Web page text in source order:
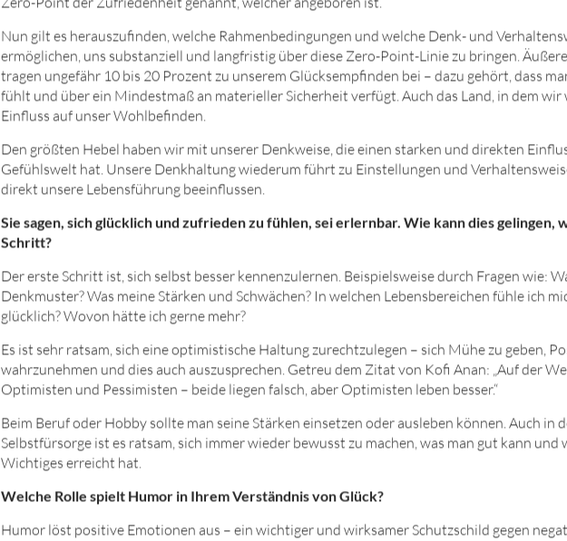
Zero-Point der Zufriedenheit genannt, welcher angeboren ist.
Nun gilt es herauszufinden, welche Rahmenbedingungen und welche Denk- und
ermöglichen, uns substanziell und langfristig über diese Zero-Point-Linie zu bringen.
tragen ungefähr 10 bis 20 Prozent zu unserem Glücksempfinden bei – dazu gehört, dass
fühlt und über ein Mindestmaß an materieller Sicherheit verfügt. Auch das Land, in dem wir
Einfluss auf unser Wohlbefinden.
Den größten Hebel haben wir mit unserer Denkweise, die einen starken und direkten
Gefühlswelt hat. Unsere Denkhaltung wiederum führt zu Einstellungen und
direkt unsere Lebensführung beeinflussen.
Sie sagen, sich glücklich und zufrieden zu fühlen, sei erlernbar. Wie kann dies gelingen,
Schritt?
Der erste Schritt ist, sich selbst besser kennenzulernen. Beispielsweise durch Fragen wie:
Denkmuster? Was meine Stärken und Schwächen? In welchen Lebensbereichen fühle ich
glücklich? Wovon hätte ich gerne mehr?
Es ist sehr ratsam, sich eine optimistische Haltung zurechtzulegen – sich Mühe zu geben,
wahrzunehmen und dies auch auszusprechen. Getreu dem Zitat von Kofi Anan: „Auf der
Optimisten und Pessimisten – beide liegen falsch, aber Optimisten leben besser.“
Beim Beruf oder Hobby sollte man seine Stärken einsetzen oder ausleben können. Auch in
Selbstfürsorge ist es ratsam, sich immer wieder bewusst zu machen, was man gut kann und
Wichtiges erreicht hat.
Welche Rolle spielt Humor in Ihrem Verständnis von Glück?
Humor löst positive Emotionen aus – ein wichtiger und wirksamer Schutzschild gegen